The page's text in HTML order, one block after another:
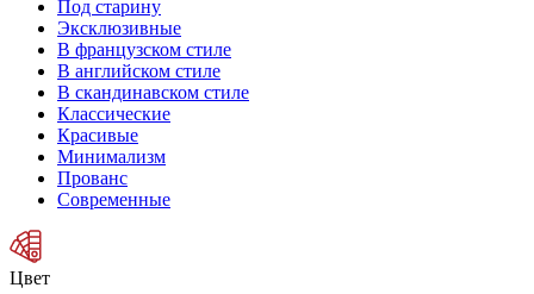
Под старину
Эксклюзивные
В французском стиле
В английском стиле
В скандинавском стиле
Классические
Красивые
Минимализм
Прованс
Современные
Цвет